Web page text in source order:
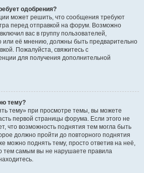
одобрения?
может решить, что сообщения требуют
перед отправкой на форум. Возможно
вас в группу пользователей,
или её мнению, должны быть предварительно
Пожалуйста, свяжитесь с
для получения дополнительной
тему?
тему» при просмотре темы, вы можете
первой страницы форума. Если этого не
что возможность поднятия тем могла быть
должно пройти до повторного поднятия
можно поднять тему, просто ответив на неё,
тем самым вы не нарушаете правила